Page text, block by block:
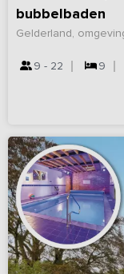
bubbelbaden
Gelderland,
9 - 22 9